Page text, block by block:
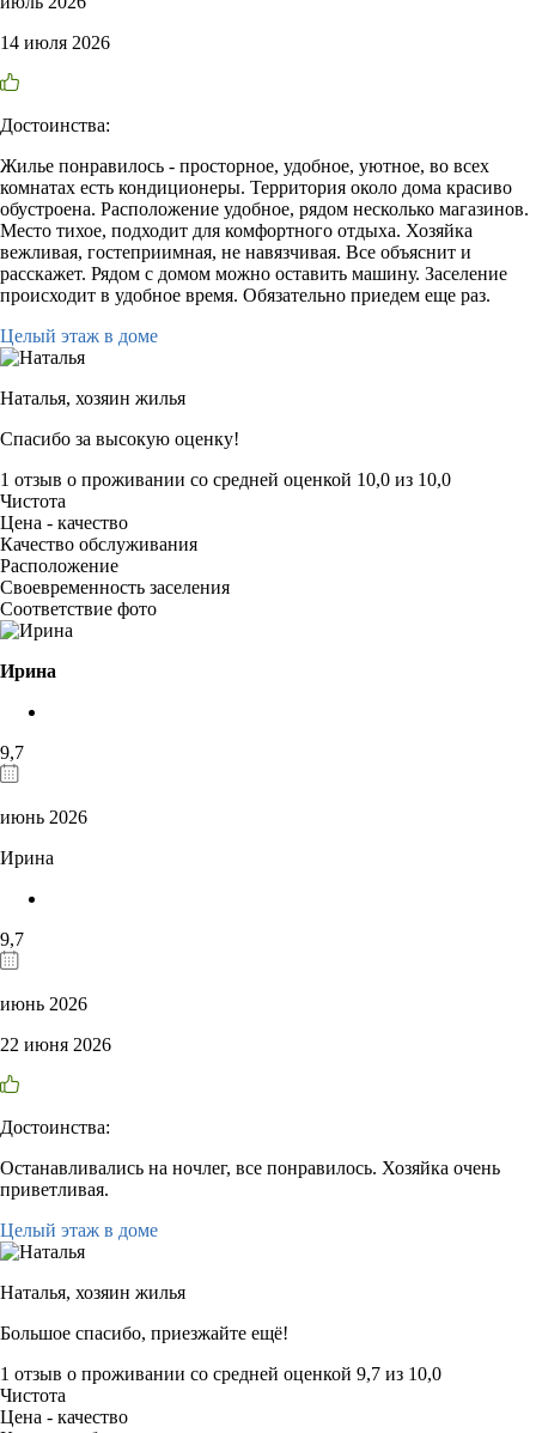
14 июля 2026
Достоинства:
Жилье понравилось - просторное, удобное, уютное, во всех
комнатах есть кондиционеры. Территория около дома красиво
обустроена. Расположение удобное, рядом несколько магазинов.
Место тихое, подходит для комфортного отдыха. Хозяйка
вежливая, гостеприимная, не навязчивая. Все объяснит и
расскажет. Рядом с домом можно оставить машину. Заселение
происходит в удобное время. Обязательно приедем еще раз.
Целый этаж в доме
Наталья, хозяин жилья
Спасибо за высокую оценку!
1 отзыв о проживании со средней оценкой 10,0 из 10,0
Чистота
Цена - качество
Качество обслуживания
Расположение
Своевременность заселения
Соответствие фото
Ирина
9,7
июнь 2026
Ирина
9,7
июнь 2026
22 июня 2026
Достоинства:
Останавливались на ночлег, все понравилось. Хозяйка очень
приветливая.
Целый этаж в доме
Наталья, хозяин жилья
Большое спасибо, приезжайте ещё!
1 отзыв о проживании со средней оценкой 9,7 из 10,0
Чистота
Цена - качество